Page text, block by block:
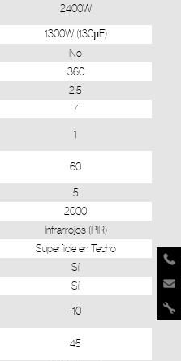
2400W
1300W (130µF)
No
360
2.5
7
1
60
5
2000
Infrarrojos (PIR)
Superficie en Techo
Sí
Sí
-10
45